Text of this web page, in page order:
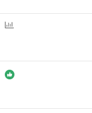
نن
ن